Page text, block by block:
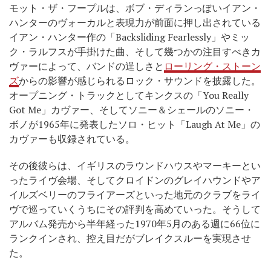
モット・ザ・フープルは、ボブ・ディランっぽいイアン・
ハンターのヴォーカルと表現力が前面に押し出されている
イアン・ハンター作の「Backsliding Fearlessly」やミッ
ク・ラルフスが手掛けた曲、そして幾つかの注目すべきカ
ヴァーによって、バンドの逞しさと ローリング・ストーン
ズからの影響が感じられるロック・サウンドを披露した。
オープニング・トラックとしてキンクスの「You Really
Got Me」カヴァー、そしてソニー＆シェールのソニー・
ボノが1965年に発表したソロ・ヒット「Laugh At Me」の
カヴァーも収録されている。
その後彼らは、イギリスのラウンドハウスやマーキーとい
ったライヴ会場、そしてクロイドンのグレイハウンドやア
イルズベリーのフライアーズといった地元のクラブをライ
ヴで巡っていくうちにその評判を高めていった。そうして
アルバム発売から半年経った1970年5月のある週に66位に
ランクインされ、控え目だがブレイクスルーを実現させ
た。